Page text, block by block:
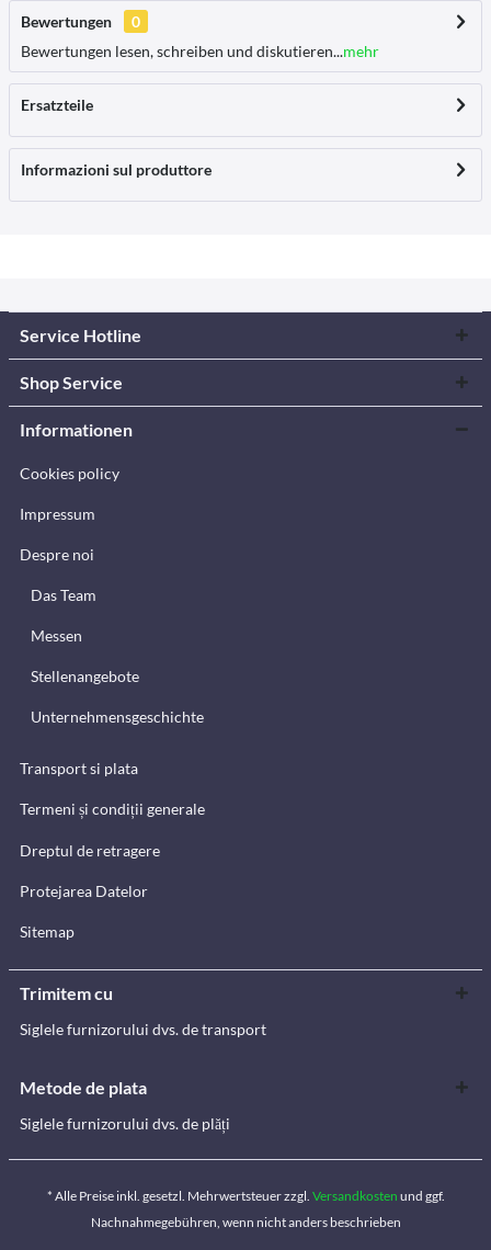
Bewertungen
0
Bewertungen lesen, schreiben und diskutieren...mehr
Ersatzteile
Informazioni sul produttore
Service Hotline
Shop Service
Informationen
Cookies policy
Impressum
Despre noi
Das Team
Messen
Stellenangebote
Unternehmensgeschichte
Transport si plata
Termeni și condiții generale
Dreptul de retragere
Protejarea Datelor
Sitemap
Trimitem cu
Siglele furnizorului dvs. de transport
Metode de plata
Siglele furnizorului dvs. de plăți
* Alle Preise inkl. gesetzl. Mehrwertsteuer zzgl. Versandkosten und ggf.
Nachnahmegebühren, wenn nicht anders beschrieben